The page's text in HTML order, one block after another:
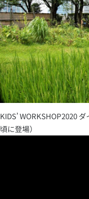
KIDS’ WORKSHOP2020
頃に登場）